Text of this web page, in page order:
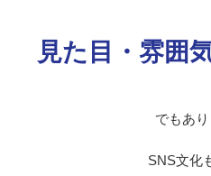
見た目・雰囲
でもあり
SNS文化